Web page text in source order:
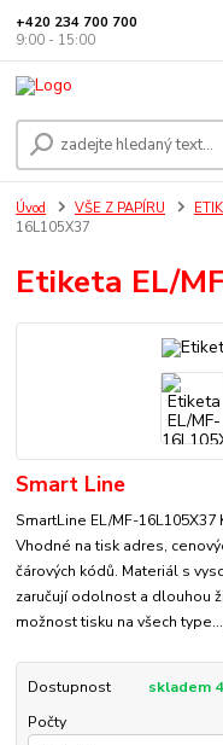
+420 234 700 700
9:00 - 15:00
Úvod VŠE Z PAPÍRU
16L105X37
Etiketa EL/
Smart Line
SmartLine EL/MF-
Vhodné na tisk adres,
čárových kódů. Materiál s
zaručují odolnost a dlouhou
možnost tisku na všech type...
Dostupnost
skladem
Počty